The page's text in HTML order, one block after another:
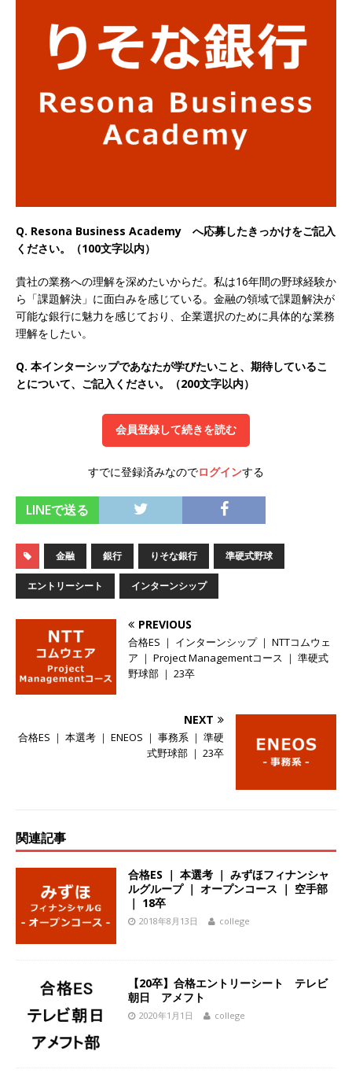
以上営業増益を達成 ｜ プライム上場 ｜ カプコン
体育会積極採用企業
[ 2026年5月15日 ] 【 28卒 ｜ 早期選考直結型の
インターン!! 】 M&A仲介業 ｜ 入社2年目の参考
年収1,631万円 ｜ 設立以降連続売上増 ｜ 土日祝
体育会積極採用企業
[ 2026年5月15日 ] 【 28卒 ｜ インターンシップ
参加者は書類選考・一次面接免除 】 M&A総研の
グループ企業 ｜ 日本トップレベルの企業へ幅広
いコンサルを行う ｜ スタートアップの成長性×
500万スタート ｜ 土日祝休み ｜ 東京勤務 ｜ ク
オンツ・コンサルティング
[ 2026年5月14日 ] 【 28卒 】 NTTドコモグルー
プと電通グループの傘下 ｜ 初任給40万 ｜ 人よ
り速く、高い成長を求める人には超魅力的な挑戦
環境!! ｜ 日本で初めてインターネット広告事業を
始めたパイオニア企業 ｜ CARTA HOLDINGS
体育会積極採用企業
療機関向け広告・人材営業 ｜ 未経験からコンサ
る ｜ 土日祝休み ｜ 年間休日124日 ｜ ギミック
体育会積極採用企業
【 28卒 ｜ 不動産・営業を知
れる仕事体験開催 】大阪勤務・転勤なし ｜ 関西
戸数近畿圏第3位 ｜ 初任給30万+手当、1年目で
年収1,000万も目指せる ｜ 年間休日120～125日
｜ エスリード
[ 2026年5月14日 ]
【 28卒 ｜ 30分のオンライン
ビス機関 ｜ BtoBtoCの代理店営業 ｜ 20代で年
Q. Resona Business Academy へ応募したきっかけをご記入
ください。（100文字以内）
貴社の業務への理解を深めたいからだ。私は16年間の野球経験か
ら「課題解決」に面白みを感じている。金融の領域で課題解決が
可能な銀行に魅力を感じており、企業選択のために具体的な業務
理解をしたい。
Q. 本インターシップであなたが学びたいこと、期待しているこ
とについて、ご記入ください。（200文字以内）
会員登録して続きを読む
すでに登録済みなのでログインする
LINEで送る
金融 銀行 りそな銀行 準硬式野球
エントリーシート インターンシップ
PREVIOUS
合格ES ｜ インターンシップ ｜ NTTコムウェ
ア ｜ Project Managementコース ｜ 準硬式
野球部 ｜ 23卒
NEXT
合格ES ｜ 本選考 ｜ ENEOS ｜ 事務系 ｜ 準硬
式野球部 ｜ 23卒
関連記事
合格ES ｜ 本選考 ｜ みずほフィナンシャ
ルグループ ｜ オープンコース ｜ 空手部
｜ 18卒
2018年8月13日 college
【20卒】合格エントリーシート テレビ
朝日 アメフト
2020年1月1日 college